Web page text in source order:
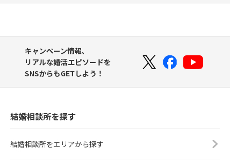
キャンペーン情報、
リアルな婚活エピソードを
SNSからもGETしよう！
結婚相談所を探す
結婚相談所をエリアから探す